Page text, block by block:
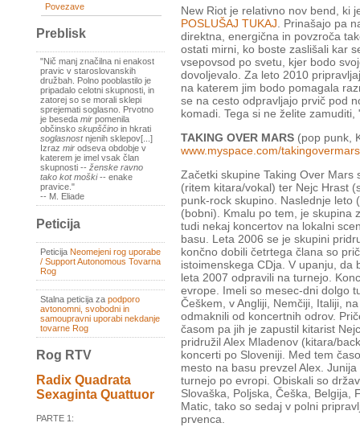
Povezave
Preblisk
"Nič manj značilna ni enakost
pravic v staroslovanskih
družbah. Polno pooblastilo je
pripadalo celotni skupnosti, in
zatorej so se morali sklepi
sprejemati soglasno. Prvotno
je beseda mir pomenila
občinsko skupščino in hkrati
soglasnostnjenih sklepov[...]
Izraz mir odseva obdobje v
katerem je imel vsak član
skupnosti -- ženske ravno
tako kot moški-- enake
pravice."
-- M. Eliade
Peticija
Peticija Neomejeni rog uporabe
/ Support Autonomous Tovarna
Rog
Stalna peticija za podporo
avtonomni, svobodni in
samoupravni uporabi nekdanje
tovarne Rog
Rog RTV
Radix Quadrata
Sexaginta Quattuor
PARTE 1:
New Riot je relativno nov bend, ki
POSLUŠAJ TUKAJ. Prinašajo pa
direktna, energična in povzroča
ostati mirni, ko boste zaslišali kar
vsepovsod po svetu, kjer bodo
dovoljevalo. Za leto 2010
na katerem jim bodo pomagala
se na cesto odpravljajo prvič pod
komadi. Tega si ne želite
TAKING OVER MARS (pop punk,
www.myspace.com/takingovermars
Začetki skupine Taking Over Mars
(ritem kitara/vokal) ter Nejc Hrast
punk-rock skupino. Naslednje leto
(bobni). Kmalu po tem, je skupina
tudi nekaj koncertov na lokalni
basu. Leta 2006 se je skupini
končno dobili četrtega člana so
istoimenskega CDja. V upanju, da
leta 2007 odpravili na turnejo.
evrope. Imeli so mesec-dni dolgo
Češkem, v Angliji, Nemčiji, Italiji,
odmaknili od koncertnih odrov.
časom pa jih je zapustil kitarist
pridružil Alex Mladenov (kitara/
koncerti po Sloveniji. Med tem
mesto na basu prevzel Alex.
turnejo po evropi. Obiskali so
Slovaška, Poljska, Češka, Belgija,
Matic, tako so sedaj v polni
prvenca.